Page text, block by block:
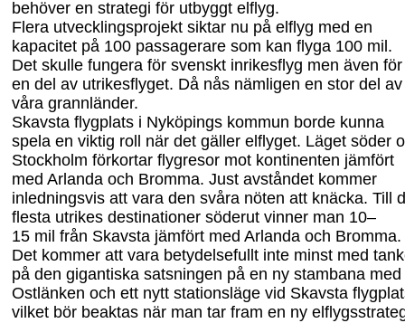
behöver en strategi för utbyggt elflyg.
Flera utvecklingsprojekt siktar nu på elflyg med en
kapacitet på 100 passagerare som kan flyga 100 mil.
Det skulle fungera för svenskt inrikesflyg men även för
en del av utrikesflyget. Då nås nämligen en stor del av
våra grannländer.
Skavsta flygplats i Nyköpings kommun borde kunna
spela en viktig roll när det gäller elflyget. Läget söder
Stockholm förkortar flygresor mot kontinenten jämfört
med Arlanda och Bromma. Just avståndet kommer
inledningsvis att vara den svåra nöten att knäcka. Till
flesta utrikes destinationer söderut vinner man 10–
15 mil från Skavsta jämfört med Arlanda och Bromma.
Det kommer att vara betydelsefullt inte minst med
på den gigantiska satsningen på en ny stambana med
Ostlänken och ett nytt stationsläge vid Skavsta
vilket bör beaktas när man tar fram en ny